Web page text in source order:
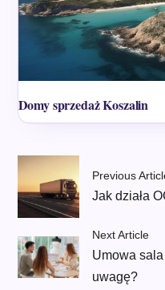
Domy sprzedaż Koszalin
Previous
Jak działa
Next Article
Umowa
uwagę?